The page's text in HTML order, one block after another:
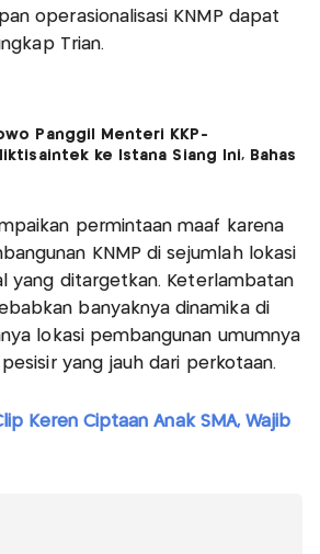
operasionalisasi KNMP dapat
Trian.
Panggil Menteri KKP-
ke Istana Siang Ini, Bahas
permintaan maaf karena
KNMP di sejumlah lokasi
yang ditargetkan. Keterlambatan
banyaknya dinamika di
lokasi pembangunan umumnya
yang jauh dari perkotaan.
Keren Ciptaan Anak SMA, Wajib